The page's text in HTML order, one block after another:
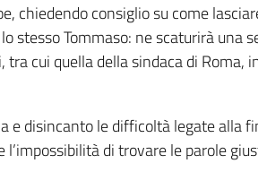
chiedendo consiglio su come
stesso Tommaso: ne scaturirà una
cui quella della sindaca di Roma,
e disincanto le difficoltà legate alla
l’impossibilità di trovare le parole